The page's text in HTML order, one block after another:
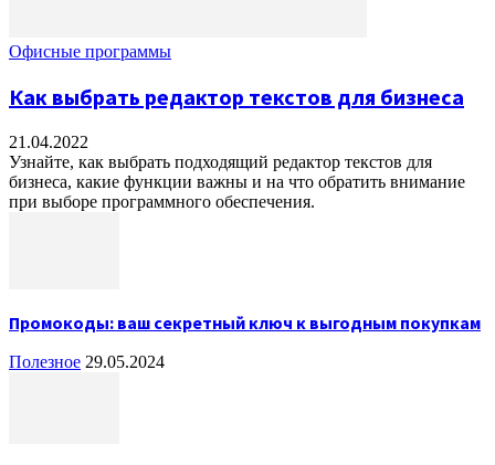
Офисные программы
Как выбрать редактор текстов для бизнеса
21.04.2022
Узнайте, как выбрать подходящий редактор текстов для
бизнеса, какие функции важны и на что обратить внимание
при выборе программного обеспечения.
Промокоды: ваш секретный ключ к выгодным покупкам
Полезное 29.05.2024